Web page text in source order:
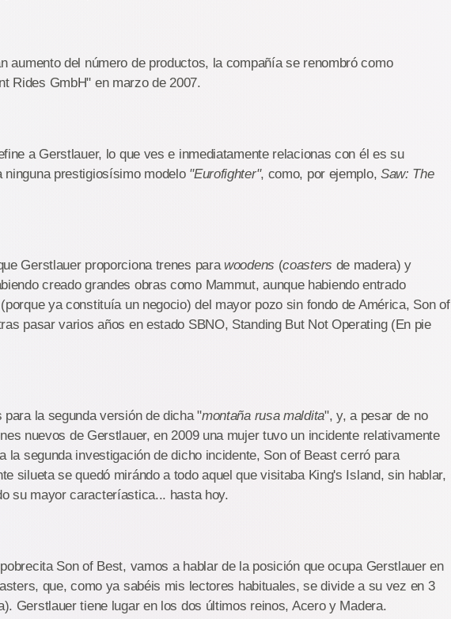
aumento del número de productos, la compañía se renombró como
Rides GmbH" en marzo de 2007.
a Gerstlauer, lo que ves e inmediatamente relacionas con él es su
prestigiosísimo modelo "Eurofighter", como, por ejemplo, Saw: The
Gerstlauer proporciona trenes para woodens (coasters de madera) y
creado grandes obras como Mammut, aunque habiendo entrado
ya constituía un negocio) del mayor pozo sin fondo de América, Son of
pasar varios años en estado SBNO, Standing But Not Operating (En pie
para la segunda versión de dicha "montaña rusa maldita", y, a pesar de no
nuevos de Gerstlauer, en 2009 una mujer tuvo un incidente relativamente
la segunda investigación de dicho incidente, Son of Beast cerró para
silueta se quedó mirándo a todo aquel que visitaba King's Island, sin hablar,
su mayor caracteríastica... hasta hoy.
Son of Best, vamos a hablar de la posición que ocupa Gerstlauer en
que, como ya sabéis mis lectores habituales, se divide a su vez en 3
Gerstlauer tiene lugar en los dos últimos reinos, Acero y Madera.